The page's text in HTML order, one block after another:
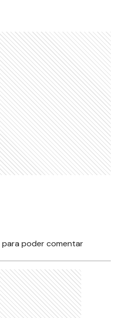
para poder comentar